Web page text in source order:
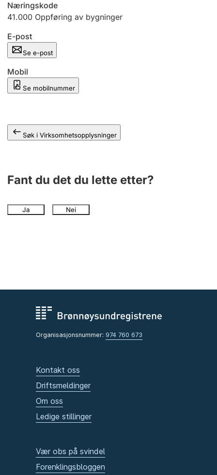
Offentlig sektor
Andre tema
Næringskode
41.000 Oppføring av bygninger
E-post
Se e-post
Mobil
Se mobilnummer
Søk i Virksomhetsopplysninger
Fant du det du lette etter?
Ja Nei
Organisasjonsnummer: 974 760 673
Kontakt oss
Driftsmeldinger
Om oss
Ledige stillinger
Vær obs på svindel
Forenklingsbloggen